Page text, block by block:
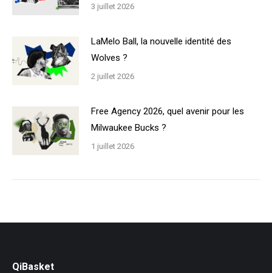
3 juillet 2026
LaMelo Ball, la nouvelle identité des
Wolves ?
2 juillet 2026
Free Agency 2026, quel avenir pour les
Milwaukee Bucks ?
1 juillet 2026
QiBasket